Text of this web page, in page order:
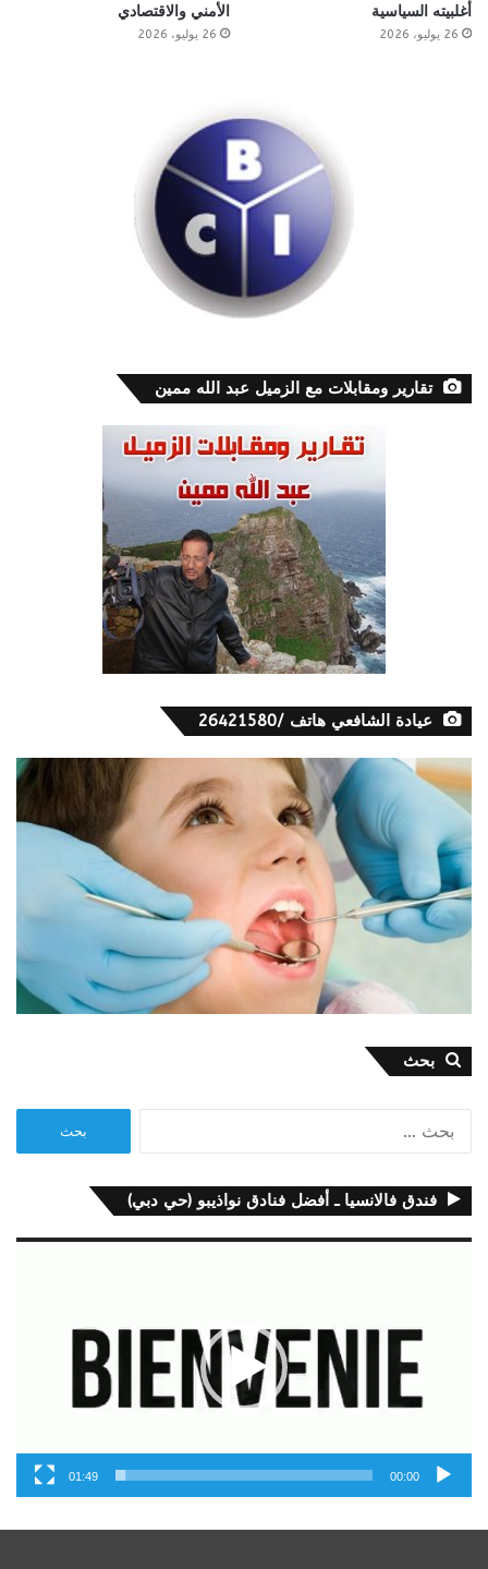
أغلبيته السياسية
26 يوليو، 2026
الأمني والاقتصادي
26 يوليو، 2026
تقارير ومقابلات مع الزميل عبد الله ممين
عيادة الشافعي هاتف /26421580
بحث
فندق فالانسيا ـ أفضل فنادق نواذيبو (حي دبي)
00:00
01:49